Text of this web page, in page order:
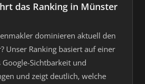
das Ranking in Münster
dominieren aktuell den
Unser Ranking basiert auf einer
Sichtbarkeit und
und zeigt deutlich, welche